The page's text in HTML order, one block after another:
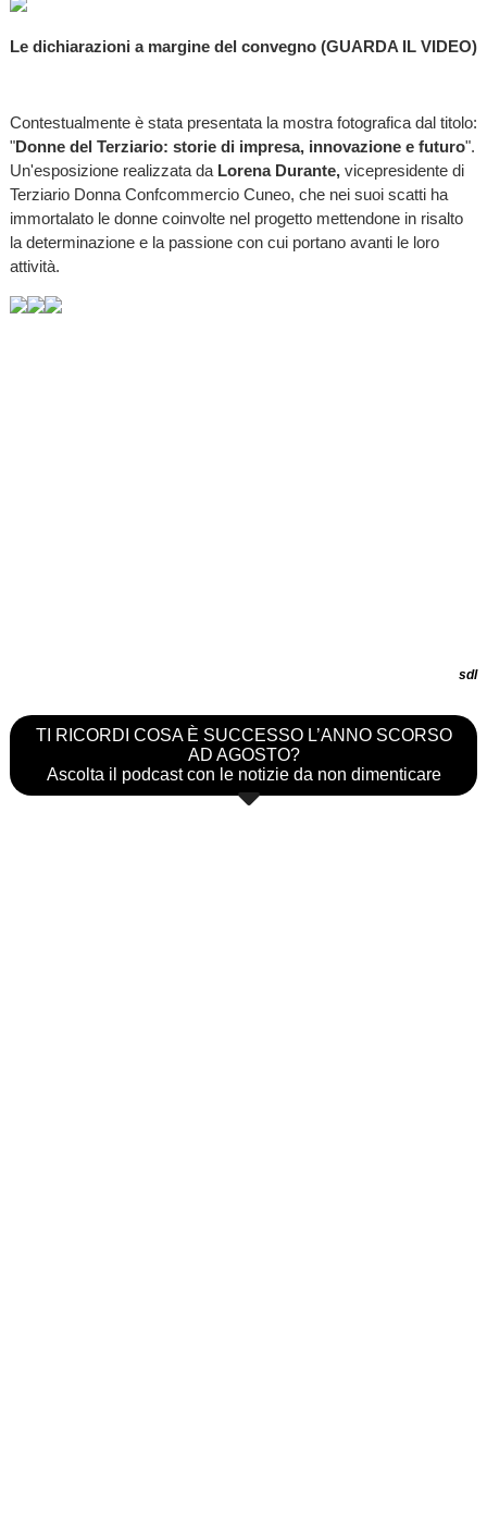
Le dichiarazioni a margine del convegno (GUARDA IL VIDEO)
Contestualmente è stata presentata la mostra fotografica dal titolo:
"Donne del Terziario: storie di impresa, innovazione e futuro".
Un'esposizione realizzata da Lorena Durante,vicepresidente di
Terziario Donna Confcommercio Cuneo, che nei suoi scatti ha
immortalato le donne coinvolte nel progetto mettendone in risalto
la determinazione e la passione con cui portano avanti le loro
attività.
sdl
TI RICORDI COSA È SUCCESSO L’ANNO SCORSO
AD AGOSTO?
Ascolta il podcast con le notizie da non dimenticare